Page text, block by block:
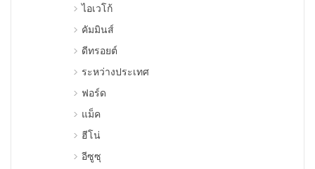
ไอเวโก้
คัมมินส์
ดีทรอยต์
ระหว่างประเทศ
ฟอร์ด
แม็ค
ฮีโน่
อีซูซุ